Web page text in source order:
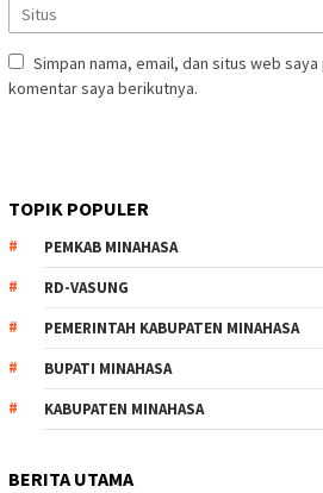
Simpan nama, email, dan situs web
komentar saya berikutnya.
TOPIK POPULER
PEMKAB MINAHASA
RD-VASUNG
PEMERINTAH KABUPATEN MINAHASA
BUPATI MINAHASA
KABUPATEN MINAHASA
BERITA UTAMA